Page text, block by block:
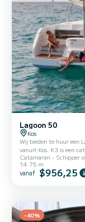
Lagoon 50
Kos
Wij bieden te huur een
vanuit Kos. K3 is een
verhuur. Deze
een cruise van een week of langer. U gaat een
beleven op deze
met een
Catamaran Schipper
14.75 m
vanaf $956,25
-40%